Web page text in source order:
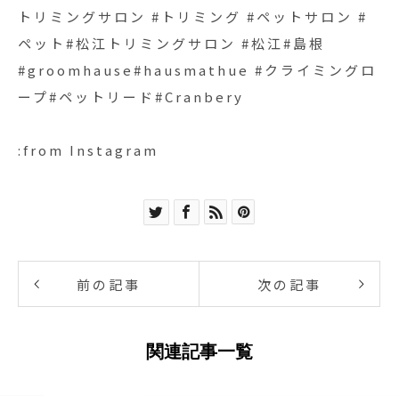
トリミングサロン #トリミング #ペットサロン #
ペット#松江トリミングサロン #松江#島根
#groomhause#hausmathue #クライミングロ
ープ#ペットリード#Cranbery
:from Instagram
前の記事 次の記事
関連記事一覧